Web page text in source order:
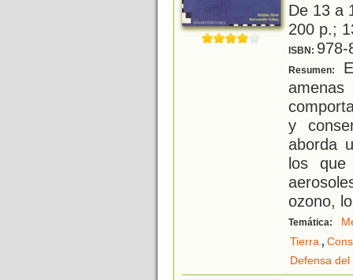
De 13 a
200 p.;
ISBN: 978-
Resumen:
y
aborda
los que
ozono,
Temática:
Tierra,
Defensa